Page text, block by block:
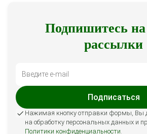
Подпишитесь
рассылки
Подписаться
Нажимая кнопку отправки формы, Вы
на обработку персональных данных и
Политики конфиденциальности.